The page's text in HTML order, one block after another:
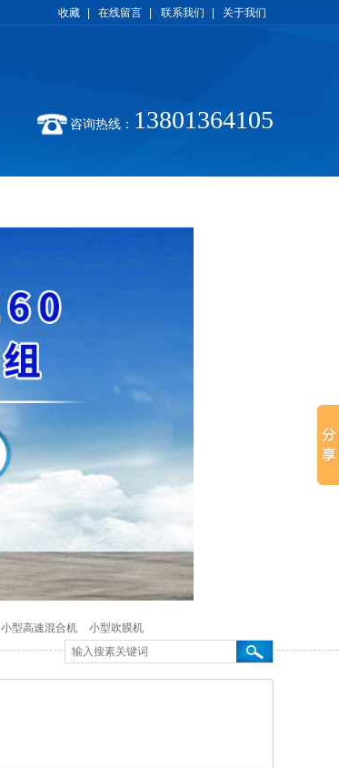
收藏 在线留言 联系我们 关于我们
咨询热线： 13801364105
小型高速混合机 小型吹膜机